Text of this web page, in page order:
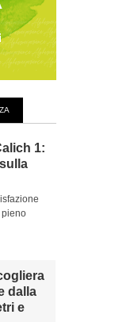
1:
pieno
dalla
e